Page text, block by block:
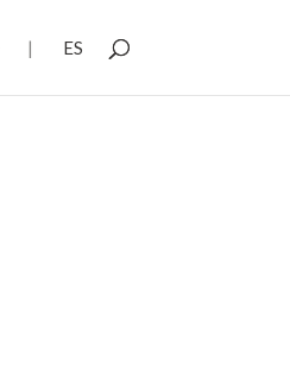
ES